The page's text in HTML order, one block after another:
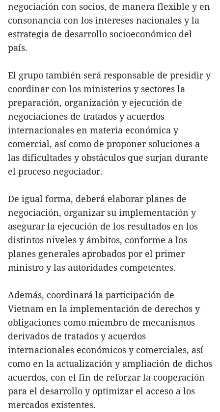
negociación con socios, de manera flexible y en
consonancia con los intereses nacionales y la
estrategia de desarrollo socioeconómico del
país.
El grupo también será responsable de presidir y
coordinar con los ministerios y sectores la
preparación, organización y ejecución de
negociaciones de tratados y acuerdos
internacionales en materia económica y
comercial, así como de proponer soluciones a
las dificultades y obstáculos que surjan durante
el proceso negociador.
De igual forma, deberá elaborar planes de
negociación, organizar su implementación y
asegurar la ejecución de los resultados en los
distintos niveles y ámbitos, conforme a los
planes generales aprobados por el primer
ministro y las autoridades competentes.
Además, coordinará la participación de
Vietnam en la implementación de derechos y
obligaciones como miembro de mecanismos
derivados de tratados y acuerdos
internacionales económicos y comerciales, así
como en la actualización y ampliación de dichos
acuerdos, con el fin de reforzar la cooperación
para el desarrollo y optimizar el acceso a los
mercados existentes.